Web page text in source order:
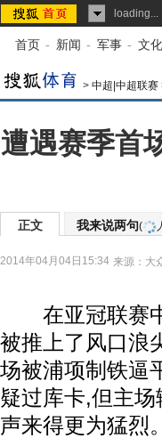
loading...
首页 - 新闻 - 军事 - 文化
> 中超|中超联赛
遭遇赛季首
正文 我来说两句(
2014年04月04日15:34 来源： 大
在亚冠联赛中
被推上了风口浪
场被浦项制铁逼
疑过库卡,但主
声来得更为猛烈。